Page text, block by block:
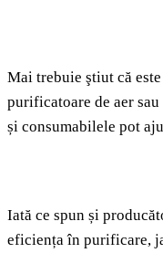
Mai trebuie ştiut că
purificatoare de aer
și consumabilele pot
Iată ce spun și
eficiența în purificare,